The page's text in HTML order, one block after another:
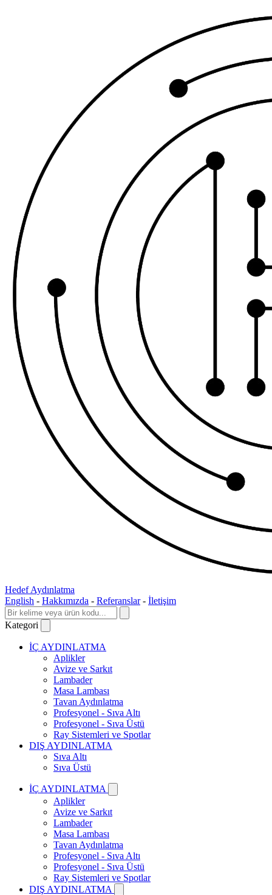
Hedef Aydınlatma
English - Hakkımızda - Referanslar - İletişim
Kategori
İÇ AYDINLATMA
Aplikler
Avize ve Sarkıt
Lambader
Masa Lambası
Tavan Aydınlatma
Profesyonel - Sıva Altı
Profesyonel - Sıva Üstü
Ray Sistemleri ve Spotlar
DIŞ AYDINLATMA
Sıva Altı
Sıva Üstü
İÇ AYDINLATMA
Aplikler
Avize ve Sarkıt
Lambader
Masa Lambası
Tavan Aydınlatma
Profesyonel - Sıva Altı
Profesyonel - Sıva Üstü
Ray Sistemleri ve Spotlar
DIŞ AYDINLATMA